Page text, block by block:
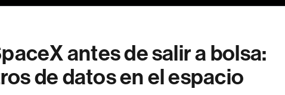
antes de salir a bolsa:
de datos en el espacio